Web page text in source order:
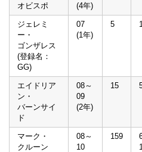
オビスポ (4年)
ジェレミ
ー・
ゴンザレス
(登録名：
GG)
07
(1年)
5
エイドリア
ン・
バーンサイ
ド
08～
09
(2年)
15
マーク・
クルーン
08～
10
159